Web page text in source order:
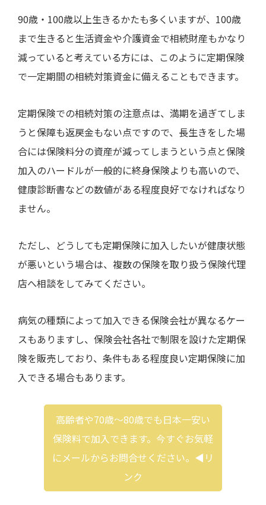
90歳・ 100歳以上生きるかたも多くいますが、 100歳
まで生きると生活資金や介護資金で相続財産もかなり
減っていると考えている方には、このように定期保険
で一定期間の相続対策資金に備えることもできます。
定期保険での相続対策の注意点は、満期を過ぎてしま
うと保障も返戻金もない点ですので、長生きをした場
合には保険料分の資産が減ってしまうという点と保険
加入のハードルが一般的に終身保険よりも高いので、
健康診断書などの数値がある程度良好でなければなり
ません。
ただし、どうしても定期保険に加入したいが健康状態
が悪いという場合は、複数の保険を取り扱う保険代理
店へ相談をしてみてください。
病気の種類によって加入できる保険会社が異なるケー
スもありますし、保険会社各社で制限を設けた定期保
険を販売しており、条件もある程度良い定期保険に加
入できる場合もあります。
高齢者や70歳～80歳でも日本一安い
保険料で加入できます。今すぐお気軽
にメールからお問合せください。◀︎リ
ンク